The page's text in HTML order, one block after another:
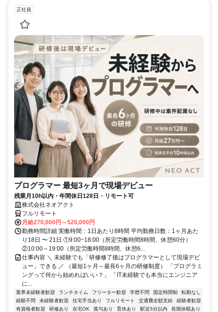
正社員
プログラマー 最短3ヶ月で現場デビュー
残業月10h以内・年間休日128日・リモート可
株式会社ネオアクト
フルリモート
月給270,000円～520,000円
勤務時間詳細 実働時間：1日あたり8時間 平均勤務日数：1ヶ月あた
り18日 〜 21日 ①9:00~18:00（所定労働時間8時間、休憩60分）
②10:00～19:00（所定労働時間8時間、休憩6...
仕事内容 ＼ 未経験でも「研修修了後はプログラマーとして現場デビ
ュー」できる ／ （最短1ヶ月～最長6ヶ月の研修制度） 「プログラミ
ングって何から始めればいい？」 「IT未経験でも本当にエンジニア
に...
業界未経験者歓迎 ランチタイム フリーター歓迎 学歴不問 固定時間制
転勤なし
経験不問
未経験者歓迎 住宅手当あり フルリモート 交通費全額支給
経験者歓迎
有資格者歓迎
研修あり 在宅OK 賞与あり 育休あり 駅近5分以内
長期休暇あり